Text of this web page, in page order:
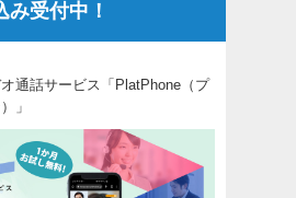
み受付中！
通話サービス「PlatPhone（プ
」